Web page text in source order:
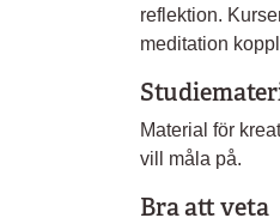
reflektion.
meditation
Material för
vill måla på.
Bra att veta